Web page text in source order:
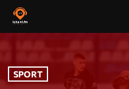
SPORT